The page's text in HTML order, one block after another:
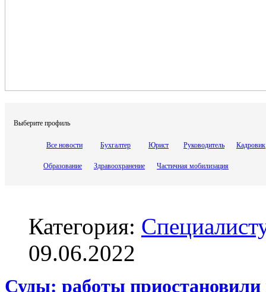
Выберите профиль
Все новости Бухгалтер Юрист Руководитель Кадровик
Образование Здравоохранение Частичная мобилизация
Категория:
09.06.2022
Суды: работы